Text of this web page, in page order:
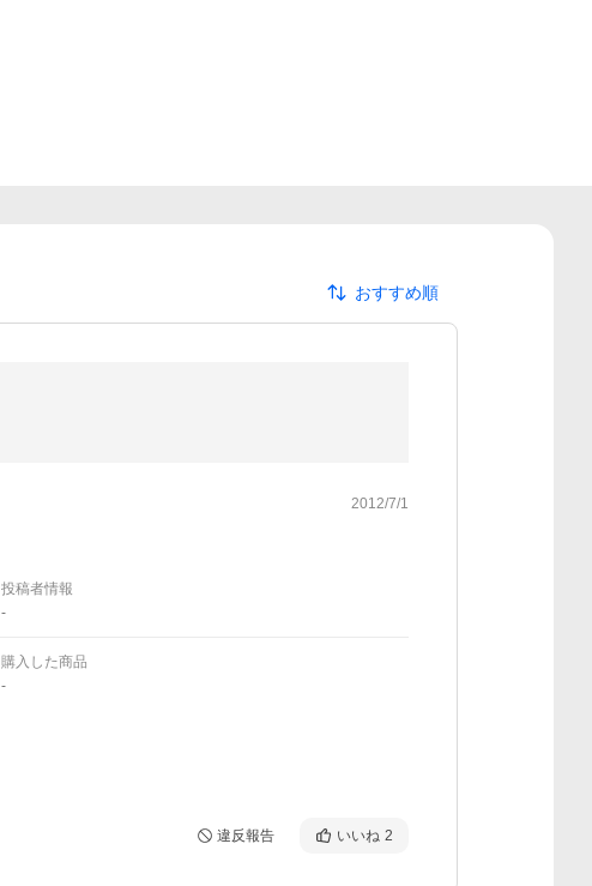
おすすめ順
2012/7/1
投稿者情報
-
購入した商品
-
違反報告 いいね 2